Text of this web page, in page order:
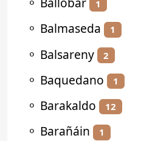
1
⚬ Balmaseda 1
⚬ Balsareny 2
⚬ Baquedano 1
⚬ Barakaldo 12
⚬ Barañáin 1